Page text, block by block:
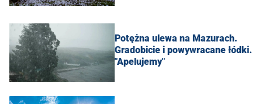
Potężna ulewa na Mazurach.
Gradobicie i powywracane łódki.
"Apelujemy"